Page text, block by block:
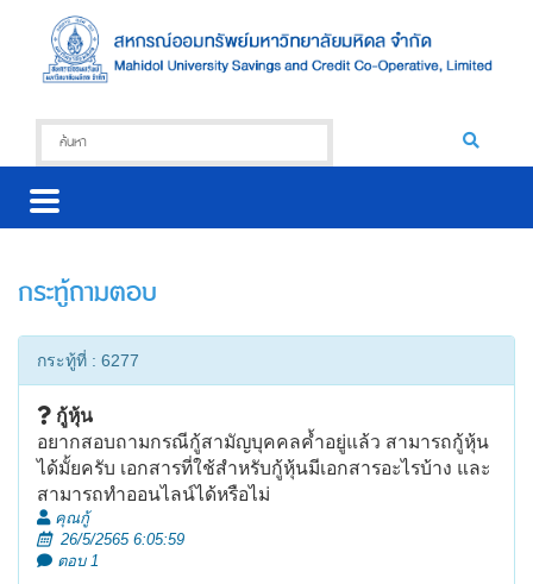
กระทู้ถามตอบ
กระทู้ที่ : 6277
กู้หุ้น
อยากสอบถามกรณีกู้สามัญบุคคลค้ำอยู่แล้ว สามารถกู้หุ้น
ได้มั้ยครับ เอกสารที่ใช้สำหรับกู้หุ้นมีเอกสารอะไรบ้าง และ
สามารถทำออนไลน์ได้หรือไม่
คุณกู้
26/5/2565 6:05:59
ตอบ 1